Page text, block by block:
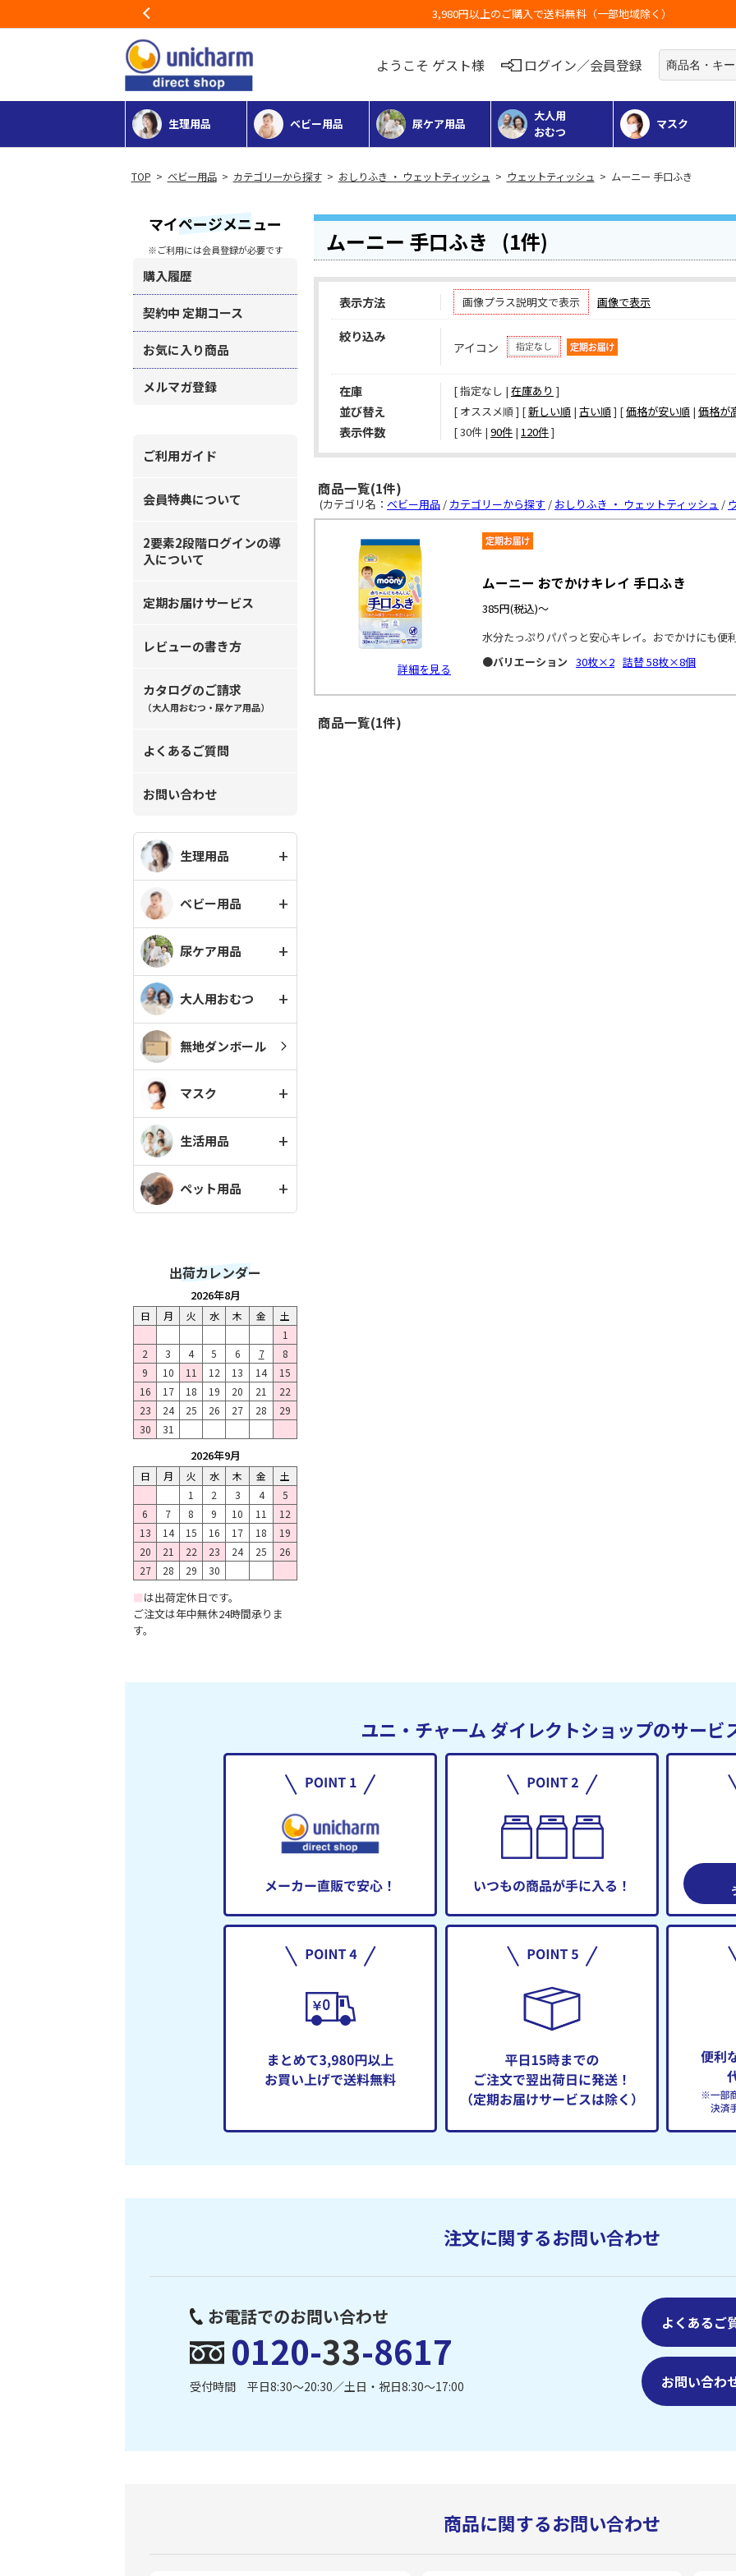
お荷物のお届けに遅れが出てい
ようこそ ゲスト様 ログイン／会員登録
生理用品 ベビー用品 尿ケア用品
大人用
おむつ
マスク
> ベビー用品> カテゴリーから探す> おしりふき ・ ウェットティッシュ > ウェットティッシュ > ムーニー 手口ふき
マイページメニュー
※ご利用には会員登録が必要です
購入履歴
契約中 定期コース
お気に入り商品
メルマガ登録
ご利用ガイド
会員特典について
2要素2段階ログインの導
入について
定期お届けサービス
レビューの書き方
カタログのご請求
（大人用おむつ・尿ケア用品）
よくあるご質問
お問い合わせ
生理用品
ベビー用品
尿ケア用品
大人用おむつ
無地ダンボール
マスク
生活用品
ペット用品
出荷カレンダー
2026年8月
日 月 火 水 木 金
土
1
2
3 4 5 6 7
8
9
10 11 12 13 14
15
16
17 18 19 20 21
22
23
24 25 26 27 28
29
30
31
2026年9月
日 月 火 水 木 金
土
1
2 3 4
5
6
7 8 9 10 11
12
13
14 15 16 17 18
19
20
21 22 23 24 25
26
27
28 29 30
■は出荷定休日です。
ご注文は年中無休24時間承りま
す。
ムーニー 手口ふき (1件)
表示方法 画像プラス説明文で表示 画像で表示
絞り込み
アイコン
在庫 [ 指定なし | 在庫あり ]
並び替え [ オススメ順 ] [新しい順 | 古い順] [価格が安い順 | 価格が
表示件数 [ 30件 | 90件 | 120件 ]
商品一覧(1件)
(カテゴリ名： ベビー用品 / カテゴリーから探す / おしりふき ・ ウェットティッシュ /
詳細を見る
ムーニー おでかけキレイ 手口ふき
385円(税込)～
水分たっぷりパパっと安心キレイ。おでかけにも便
●バリエーション 30枚×2 詰替 58枚×8個
商品一覧(1件)
ユニ・チャーム ダイレクトショップのサービ
注文に関するお問い合わせ
お電話でのお問い合わせ
0120-33-8617
受付時間 平日8:30〜20:30／土日・祝日8:30〜17:00
よくあるご
お問い合わ
商品に関するお問い合わせ